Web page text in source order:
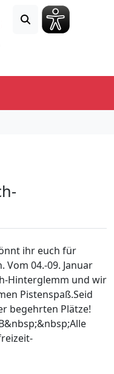
ihr euch für
Vom 04.-09. Januar
Hinterglemm und wir
Pistenspaß.Seid
begehrten Plätze!